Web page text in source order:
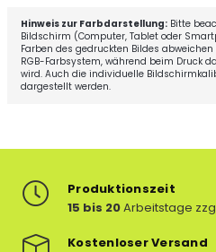
Hinweis zur Farbdarstellung: Bitte
Bildschirm (Computer, Tablet oder
Farben des gedruckten Bildes
RGB-Farbsystem, während beim Druck
wird. Auch die individuelle
dargestellt werden.
Produktionszeit
15 bis 20Arbeitstage
Kostenloser Versand